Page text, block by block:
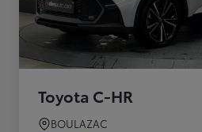
Toyota C-HR
BOULAZAC